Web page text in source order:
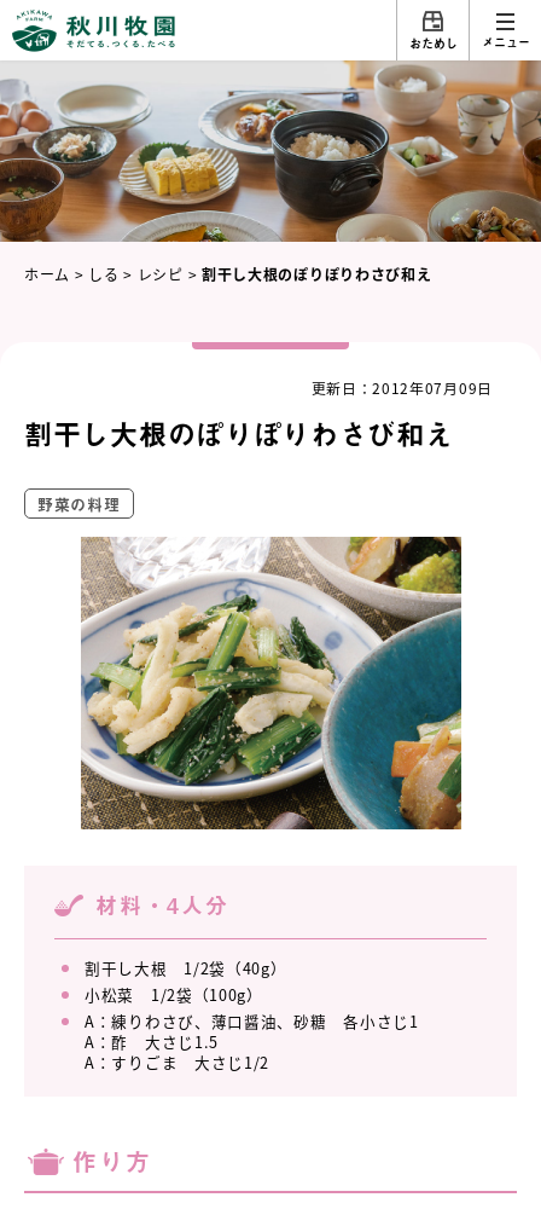
おためし メニュー
ホーム > しる > レシピ > 割干し大根のぽりぽりわさび和え
更新日：2012年07月09日
割干し大根のぽりぽりわさび和え
野菜の料理
材料・4人分
割干し大根 1/2袋（40g）
小松菜 1/2袋（100g）
A：練りわさび、薄口醤油、砂糖 各小さじ1
A：酢 大さじ1.5
A：すりごま 大さじ1/2
作り方